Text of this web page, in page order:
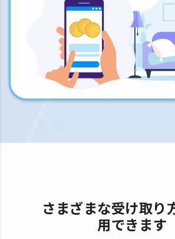
さまざまな受け取り
用できます